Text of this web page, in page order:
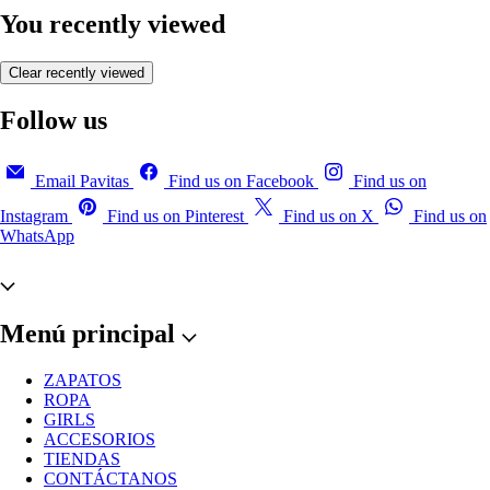
You recently viewed
Clear recently viewed
Follow us
Email Pavitas Find us on Facebook
Find us on
Instagram
Find us on Pinterest Find us on X
Find us on
WhatsApp
Menú principal
ZAPATOS
ROPA
GIRLS
ACCESORIOS
TIENDAS
CONTÁCTANOS